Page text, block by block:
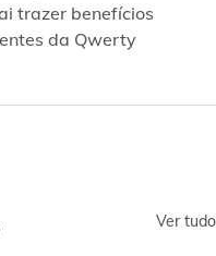
trazer benefícios
da Qwerty
Ver tudo